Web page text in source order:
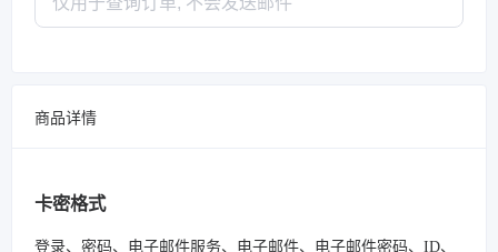
商品详情
卡密格式
登录、密码、电子邮件服务、电子邮件、电子邮件密码、ID、